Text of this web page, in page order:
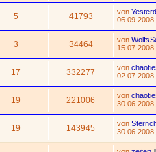
5 41793 von
3 34464 von
17 332277 von
19 221006 von
19 143945 von